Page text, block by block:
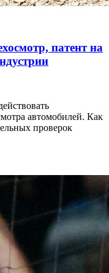
патент на
автомобилей. Как
проверок